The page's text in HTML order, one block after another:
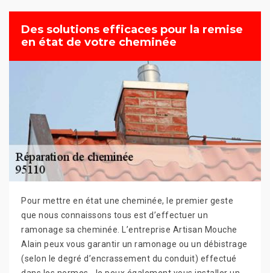
Des solutions efficaces pour la remise
en état de votre cheminée
Pour mettre en état une cheminée, le premier geste
que nous connaissons tous est d’effectuer un
ramonage sa cheminée. L’entreprise Artisan Mouche
Alain peux vous garantir un ramonage ou un débistrage
(selon le degré d’encrassement du conduit) effectué